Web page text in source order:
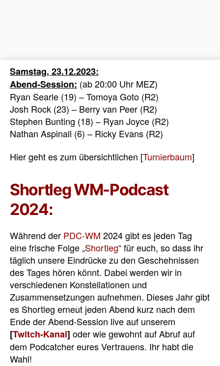
Samstag, 23.12.2023:
Abend-Session: (ab 20:00 Uhr MEZ)
Ryan Searle (19) – Tomoya Goto (R2)
Josh Rock (23) – Berry van Peer (R2)
Stephen Bunting (18) – Ryan Joyce (R2)
Nathan Aspinall (6) – Ricky Evans (R2)
Hier geht es zum übersichtlichen [Turnierbaum]
Shortleg WM-Podcast
2024:
Während der PDC-WM 2024 gibt es jeden Tag
eine frische Folge „Shortleg“ für euch, so dass ihr
täglich unsere Eindrücke zu den Geschehnissen
des Tages hören könnt. Dabei werden wir in
verschiedenen Konstellationen und
Zusammensetzungen aufnehmen. Dieses Jahr gibt
es Shortleg erneut jeden Abend kurz nach dem
Ende der Abend-Session live auf unserem
[Twitch-Kanal] oder wie gewohnt auf Abruf auf
dem Podcatcher eures Vertrauens. Ihr habt die
Wahl!